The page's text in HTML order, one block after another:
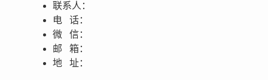
联系人：
电 话：
微 信：
邮 箱：
地 址：